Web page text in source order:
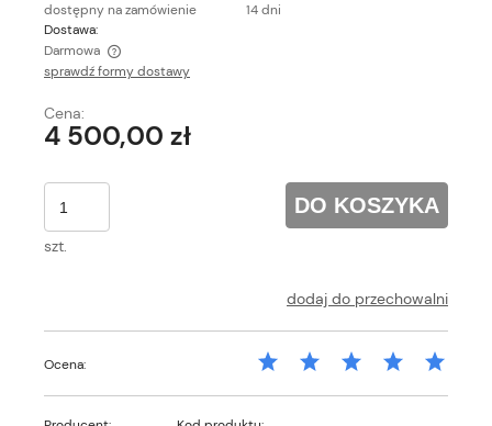
dostępny na zamówienie
14 dni
Dostawa:
Darmowa
Cena nie zawiera ewentualnych kosztów płatności
sprawdź formy dostawy
Cena:
4 500,00 zł
szt.
DO KOSZYKA
dodaj do przechowalni
Ocena: